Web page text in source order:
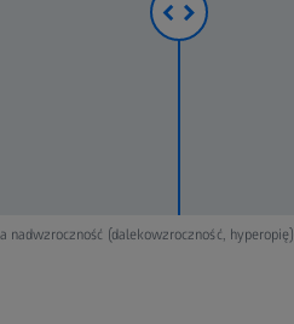
nadwzroczność (dalekowzroczność, hyperopię)